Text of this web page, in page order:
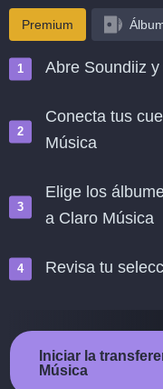
Premium
Abre Soundiiz
Conecta tus
Música
Elige los
a Claro Música
Revisa tu
Iniciar la
Música